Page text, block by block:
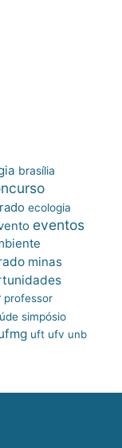
brasília
ecologia
eventos
minas
professor
simpósio
uft ufv unb